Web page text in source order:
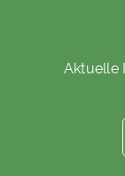
Aktuelle